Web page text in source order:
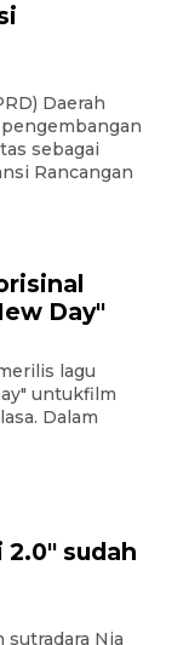
Daerah
sebagai
Rancangan
Day"
lagu
untukfilm
Dalam
sudah
sutradara Nia